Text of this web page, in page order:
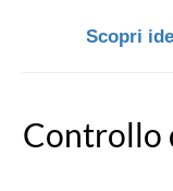
Scopri
Controllo